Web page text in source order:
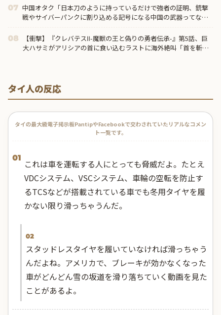
きた」
07 中国オタク「日本刀のように持っているだけで強者の証明、銃撃
戦やサイバーパンクに割り込める記号になる中国の武器ってなん
08
【衝撃】『クレバテスⅡ-魔獣の王と偽りの勇者伝承-』第5話、巨
大ハサミがアリシアの首に食い込むラストに海外絶叫「首を斬り
タイ人の反応
タイの最大級電子掲示板PantipやFacebookで交わされていたリアルなコメン
ト一覧です。
01
これは車を運転する人にとっても脅威だよ。たとえ
VDCシステム、VSCシステム、車輪の空転を防止す
るTCSなどが搭載されている車でも冬用タイヤを履
かない限り滑っちゃうんだ。
02
スタッドレスタイヤを履いていなければ滑っちゃう
んだよね。アメリカで、ブレーキが効かなくなった
車がどんどん雪の坂道を滑り落ちていく動画を見た
ことがあるよ。